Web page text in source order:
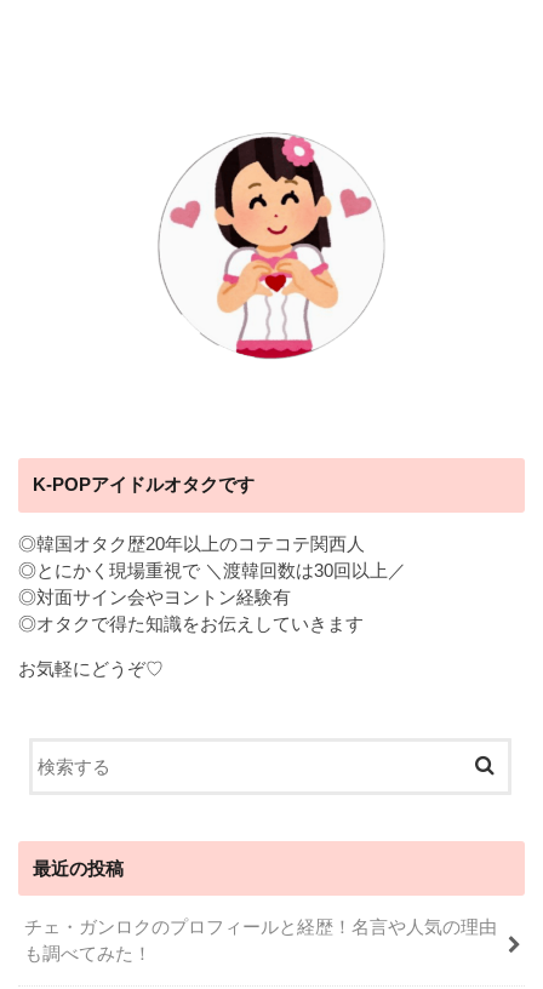
K-POPアイドルオタクです
◎韓国オタク歴20年以上のコテコテ関西人
◎とにかく現場重視で ＼渡韓回数は30回以上／
◎対面サイン会やヨントン経験有
◎オタクで得た知識をお伝えしていきます
お気軽にどうぞ♡
最近の投稿
チェ・ガンロクのプロフィールと経歴！名言や人気の理由
も調べてみた！